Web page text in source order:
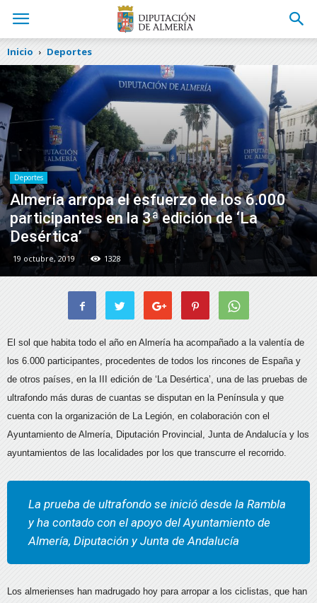
Inicio Deportes
Deportes
Almería arropa el esfuerzo de los 6.000
participantes en la 3ª edición de ‘La
Desértica’
19 octubre, 2019 1328
El sol que habita todo el año en Almería ha acompañado a la valentía de
los 6.000 participantes, procedentes de todos los rincones de España y
de otros países, en la III edición de ‘La Desértica’, una de las pruebas de
ultrafondo más duras de cuantas se disputan en la Península y que
cuenta con la organización de La Legión, en colaboración con el
Ayuntamiento de Almería, Diputación Provincial, Junta de Andalucía y los
ayuntamientos de las localidades por los que transcurre el recorrido.
La prueba de ultrafondo se inició desde la Rambla
y ha contado con el apoyo del Ayuntamiento de
Almería, Diputación y Junta de Andalucía
Los almerienses han madrugado hoy para arropar a los ciclistas, que han